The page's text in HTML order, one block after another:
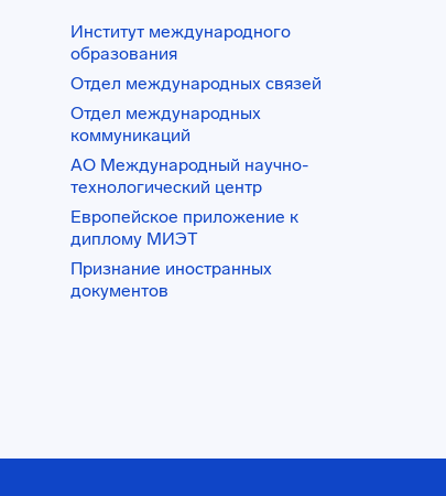
Институт международного
образования
Отдел международных связей
Отдел международных
коммуникаций
АО Международный научно-
технологический центр
Европейское приложение к
диплому МИЭТ
Признание иностранных
документов